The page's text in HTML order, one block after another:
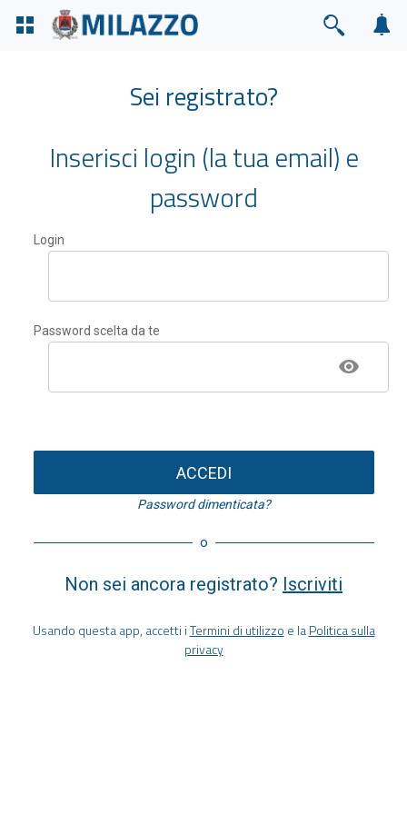
Sei registrato?
Inserisci login (la tua email) e
password
Login
Password scelta da te
ACCEDI
Password dimenticata?
o
Non sei ancora registrato? Iscriviti
Usando questa app, accetti iTermini di utilizzo e laPolitica sulla
privacy